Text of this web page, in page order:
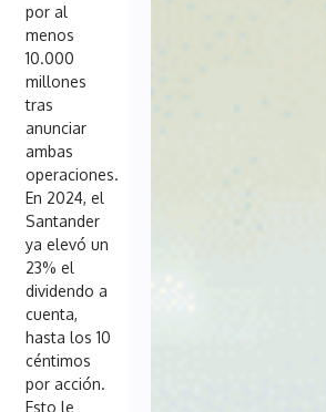
por al
menos
10.000
millones
tras
anunciar
ambas
operaciones.
En 2024, el
Santander
ya elevó un
23% el
dividendo a
cuenta,
hasta los 10
céntimos
por acción.
Esto le